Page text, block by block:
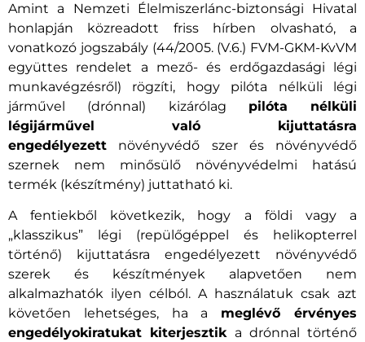
Amint a Nemzeti Élelmiszerlánc-biztonsági Hivatal
honlapján közreadott friss hírben olvasható, a
vonatkozó jogszabály (44/2005. (V.6.) FVM-GKM-KvVM
együttes rendelet a mező- és erdőgazdasági légi
munkavégzésről) rögzíti, hogy pilóta nélküli légi
járművel (drónnal) kizárólag pilóta nélküli
légijárművel való kijuttatásra
engedélyezett növényvédő szer és növényvédő
szernek nem minősülő növényvédelmi hatású
termék (készítmény) juttatható ki.
A fentiekből következik, hogy a földi vagy a
„klasszikus” légi (repülőgéppel és helikopterrel
történő) kijuttatásra engedélyezett növényvédő
szerek és készítmények alapvetően nem
alkalmazhatók ilyen célból. A használatuk csak azt
követően lehetséges, ha a meglévő érvényes
engedélyokiratukat kiterjesztik a drónnal történő